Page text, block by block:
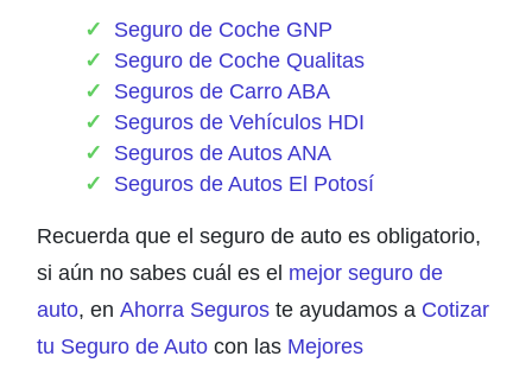
Seguro de Coche GNP
Seguro de Coche Qualitas
Seguros de Carro ABA
Seguros de Vehículos HDI
Seguros de Autos ANA
Seguros de Autos El Potosí
Recuerda que el seguro de auto es obligatorio,
si aún no sabes cuál es el mejor seguro de
auto, en Ahorra Seguros te ayudamos a Cotizar
tu Seguro de Auto con las Mejores